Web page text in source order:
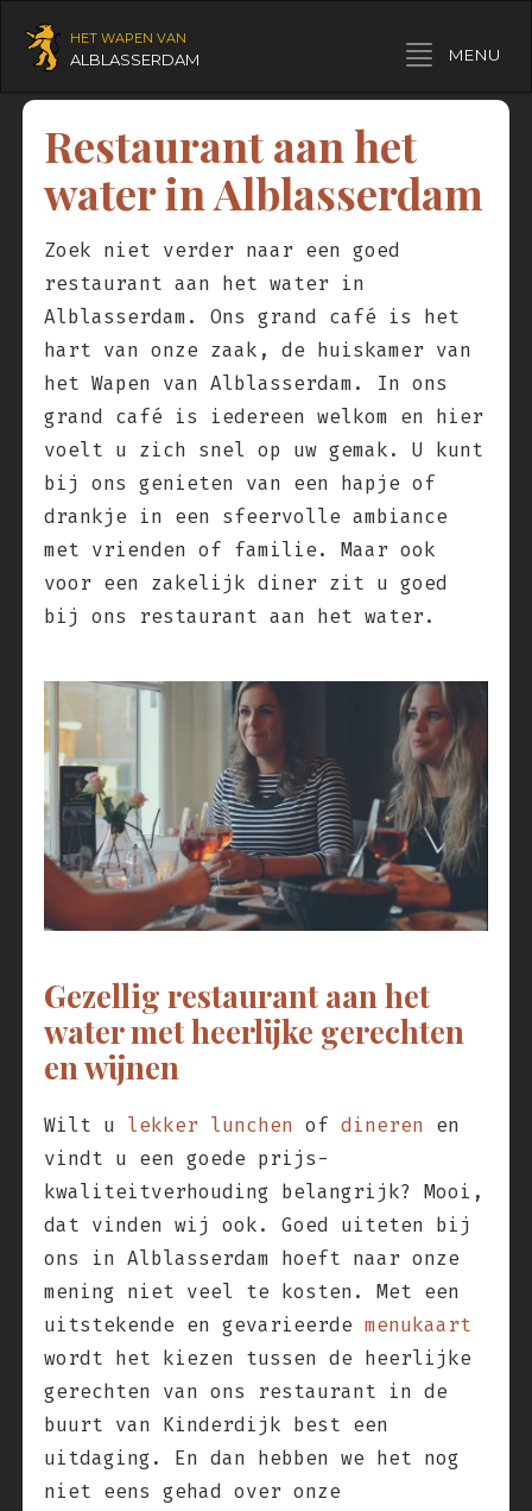
HET WAPEN VAN
ALBLASSERDAM
Toggle navigation
MENU
Restaurant aan het
water in Alblasserdam
Zoek niet verder naar een goed
restaurant aan het water in
Alblasserdam. Ons grand café is het
hart van onze zaak, de huiskamer van
het Wapen van Alblasserdam. In ons
grand café is iedereen welkom en hier
voelt u zich snel op uw gemak. U kunt
bij ons genieten van een hapje of
drankje in een sfeervolle ambiance
met vrienden of familie. Maar ook
voor een zakelijk diner zit u goed
bij ons restaurant aan het water.
Gezellig restaurant aan het
water met heerlijke gerechten
en wijnen
Wilt u lekker lunchen ofdineren en
vindt u een goede prijs-
kwaliteitverhouding belangrijk? Mooi,
dat vinden wij ook. Goed uiteten bij
ons in Alblasserdam hoeft naar onze
mening niet veel te kosten. Met een
uitstekende en gevarieerdemenukaart
wordt het kiezen tussen de heerlijke
gerechten van ons restaurant in de
buurt van Kinderdijk best een
uitdaging. En dan hebben we het nog
niet eens gehad over onze